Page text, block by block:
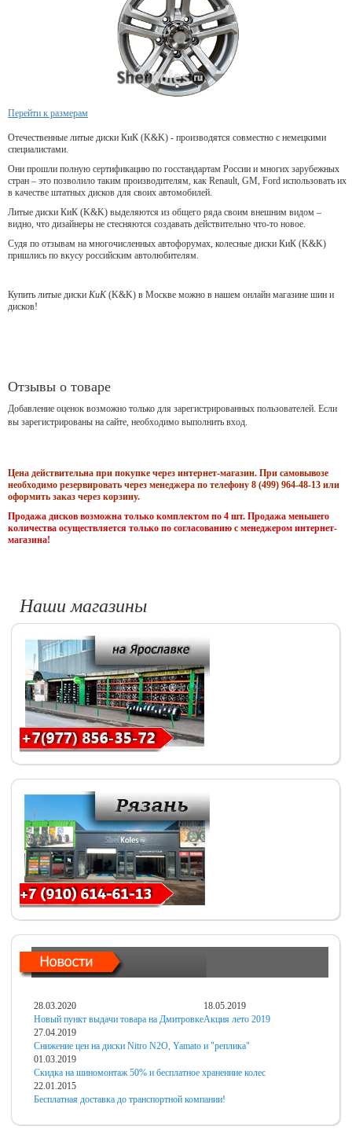
Перейти к размерам
Отечественные литые диски КиК (K&K) - производятся совместно с немецкими
специалистами.
Они прошли полную сертификацию по госстандартам России и многих зарубежных
стран – это позволило таким производителям, как Renault, GM, Ford использовать их
в качестве штатных дисков для своих автомобилей.
Литые диски КиК (K&K) выделяются из общего ряда своим внешним видом –
видно, что дизайнеры не стесняются создавать действительно что-то новое.
Судя по отзывам на многочисленных автофорумах, колесные диски КиК (K&K)
пришлись по вкусу российским автолюбителям.
Купить литые диски КиК(K&K) в Москве можно в нашем онлайн магазине шин и
дисков!
Отзывы о товаре
Добавление оценок возможно только для зарегистрированных пользователей. Если
вы зарегистрированы на сайте, необходимо выполнить вход.
Цена действительна при покупке через интернет-магазин. При самовывозе
необходимо резервировать через менеджера по телефону 8 (499) 964-48-13 или
оформить заказ через корзину.
Продажа дисков возможна только комплектом по 4 шт. Продажа меньшего
количества осуществляется только по согласованию с менеджером интернет-
магазина!
Наши магазины
28.03.2020
Новый пункт выдачи товара на Дмитровке
18.05.2019
Акция лето 2019
27.04.2019
Снижение цен на диски Nitro N2O, Yamato и "реплика"
01.03.2019
Скидка на шиномонтаж 50% и бесплатное хранениие колес
22.01.2015
Бесплатная доставка до транспортной компании!